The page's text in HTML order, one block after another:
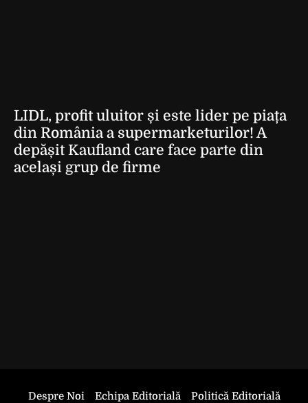
LIDL, profit uluitor și este lider pe piața
din România a supermarketurilor! A
depășit Kaufland care face parte din
același grup de firme
Despre Noi Echipa Editorială
Politică Editorială